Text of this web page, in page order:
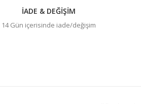
İADE & DEĞİŞİM
14 Gün içerisinde iade/değişim